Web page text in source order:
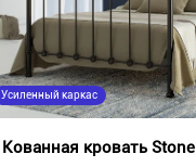
Усиленный каркас
Кованная кровать Stone